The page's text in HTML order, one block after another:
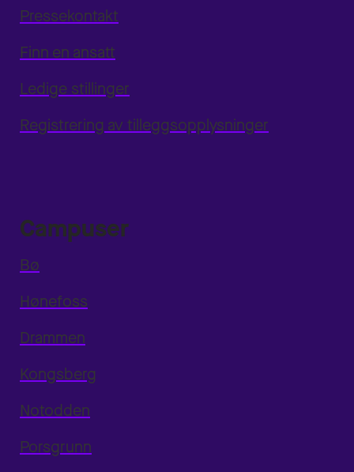
Pressekontakt
Finn en ansatt
Ledige stillinger
Registrering av tilleggsopplysninger
Campuser
Bø
Hønefoss
Drammen
Kongsberg
Notodden
Porsgrunn